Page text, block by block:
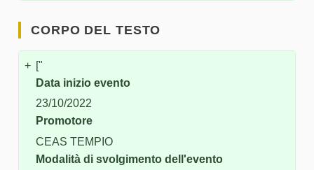
CORPO DEL TESTO
+ ["
Data inizio evento
23/10/2022
Promotore
CEAS TEMPIO
Modalità di svolgimento dell'evento